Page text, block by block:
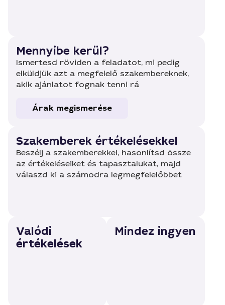
Mennyibe kerül?
Ismertesd röviden a feladatot, mi pedig
elküldjük azt a megfelelő szakembereknek,
akik ajánlatot fognak tenni rá
Árak megismerése
Szakemberek értékelésekkel
Beszélj a szakemberekkel, hasonlítsd össze
az értékeléseiket és tapasztalukat, majd
válaszd ki a számodra legmegfelelőbbet
Valódi
értékelések
Mindez ingyen